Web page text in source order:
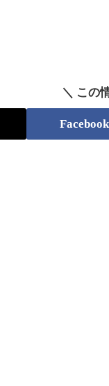
＼ この
Facebook